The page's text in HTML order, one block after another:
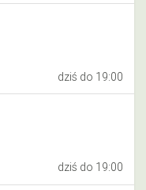
dziś do 19:00
dziś do 19:00